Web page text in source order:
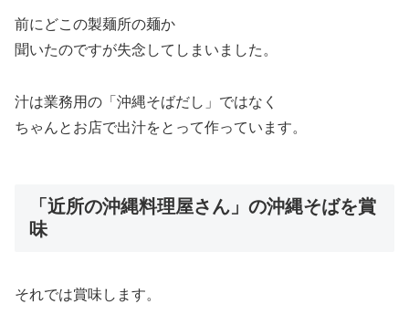
前にどこの製麺所の麺か
聞いたのですが失念してしまいました。
汁は業務用の「沖縄そばだし」ではなく
ちゃんとお店で出汁をとって作っています。
「近所の沖縄料理屋さん」の沖縄そばを賞
味
それでは賞味します。